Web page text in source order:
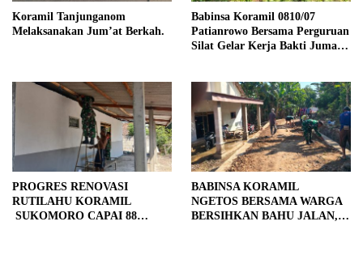
Koramil Tanjunganom
Melaksanakan Jum’at Berkah.
Babinsa Koramil 0810/07
Patianrowo Bersama Perguruan
Silat Gelar Kerja Bakti Jumat
PROGRES RENOVASI
RUTILAHU KORAMIL
SUKOMORO CAPAI 88
BABINSA KORAMIL
NGETOS BERSAMA WARGA
BERSIHKAN BAHU JALAN,